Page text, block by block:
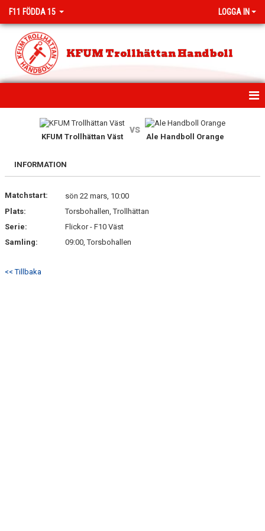
F11 FÖDDA 15 LOGGA IN
KFUM Trollhättan Handboll
KALENDER
MATCHER
BILDGALLERI
DOKUMENT
KFUM Trollhättan Väst
vs
Ale Handboll Orange
INFORMATION
Matchstart:
sön 22 mars, 10:00
Plats:
Torsbohallen, Trollhättan
Serie:
Flickor - F10 Väst
Samling:
09:00, Torsbohallen
<< Tillbaka